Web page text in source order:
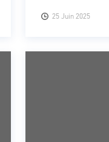
25 Juin 2025